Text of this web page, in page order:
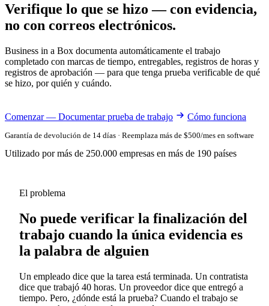
Verifique lo que se hizo — con evidencia,
no con correos electrónicos.
Business in a Box documenta automáticamente el trabajo
completado con marcas de tiempo, entregables, registros de horas y
registros de aprobación — para que tenga prueba verificable de qué
se hizo, por quién y cuándo.
Comenzar — Documentar prueba de trabajo Cómo funciona
Garantía de devolución de 14 días · Reemplaza más de $500/mes en software
Utilizado por más de 250.000 empresas en más de 190 países
El problema
No puede verificar la finalización del
trabajo cuando la única evidencia es
la palabra de alguien
Un empleado dice que la tarea está terminada. Un contratista
dice que trabajó 40 horas. Un proveedor dice que entregó a
tiempo. Pero, ¿dónde está la prueba? Cuando el trabajo se